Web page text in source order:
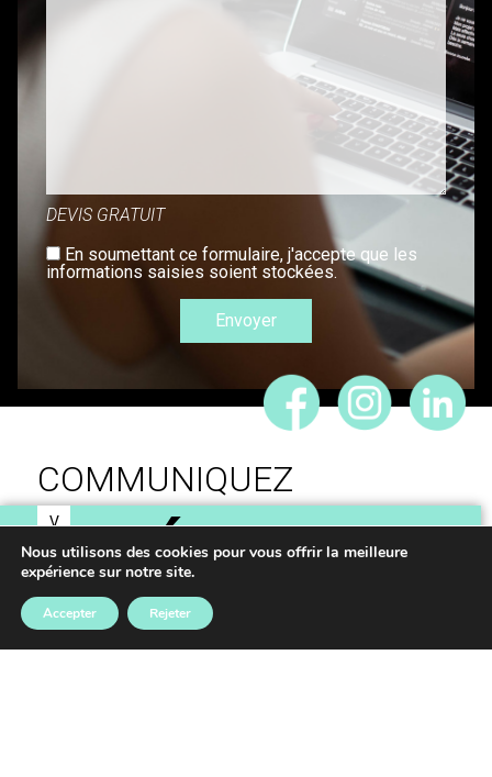
DEVIS GRATUIT
En soumettant ce formulaire, j'accepte que les
informations saisies soient stockées.
COMMUNIQUEZ
V
S
IDÉES,
RÉALISONS VOS
Nous utilisons des cookies pour vous offrir la meilleure
expérience sur notre site.
Accepter Rejeter